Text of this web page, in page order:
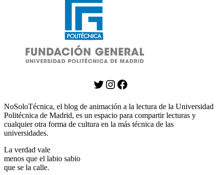
Twitter
Instagram
Facebook
NoSoloTécnica, el blog de animación a la lectura de la Universidad
Politécnica de Madrid, es un espacio para compartir lecturas y
cualquier otra forma de cultura en la más técnica de las
universidades.
La verdad vale
menos que el labio sabio
que se la calle.